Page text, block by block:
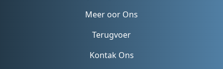
Meer oor Ons
Terugvoer
Kontak Ons